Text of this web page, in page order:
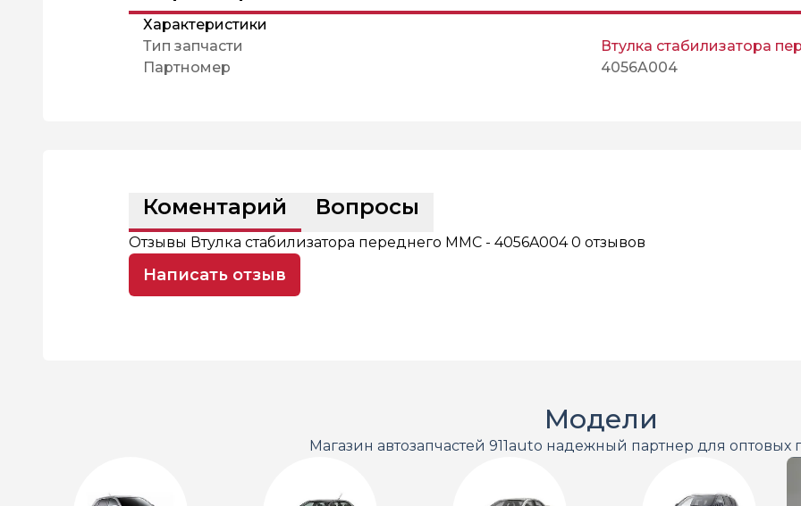
Характеристики
Тип запчасти
Втулка стабилизатора
Партномер
4056A004
Коментарий Вопросы
Отзывы Втулка стабилизатора переднего MMC - 4056A0040 отзывов
Написать отзыв
Модели
Магазин автозапчастей 911auto надежный партнер для оптовых